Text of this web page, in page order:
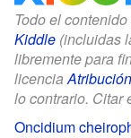
Todo el
Kiddle (incluidas
libremente para
licencia
lo contrario. Citar
Oncidium